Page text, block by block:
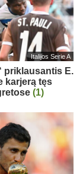
Italijos Serie A
priklausantis E.
karjerą tęs
(1)